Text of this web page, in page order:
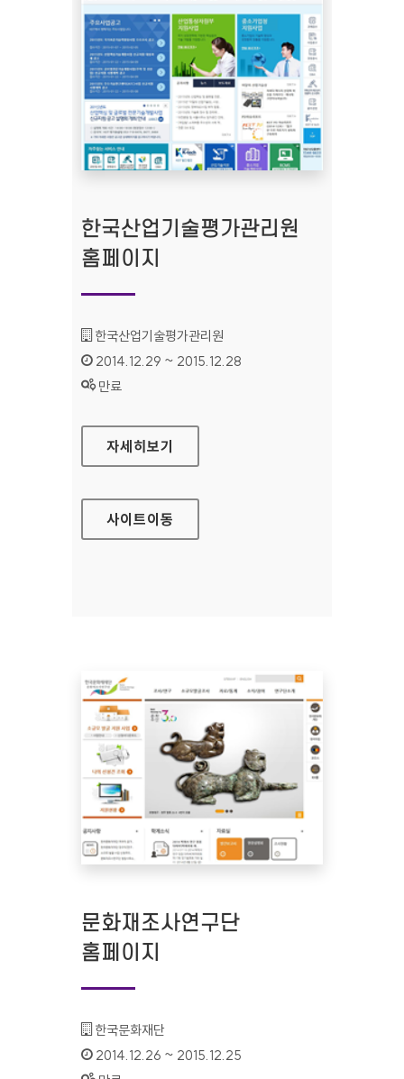
한국산업기술평가관리원
홈페이지
기관명 :
한국산업기술평가관리원
인증기간 :
2014.12.29 ~ 2015.12.28
상태 :
만료
한국산업기술평가관리원 홈페이지
자세히보기
사이트이동
문화재조사연구단
홈페이지
기관명 :
한국문화재단
인증기간 :
2014.12.26 ~ 2015.12.25